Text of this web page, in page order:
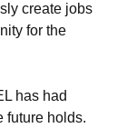
create jobs
for the
has had
future holds.